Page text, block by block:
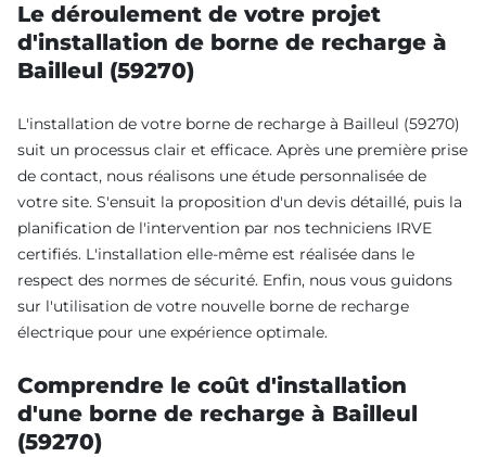
Le déroulement de votre projet
d'installation de borne de recharge à
Bailleul (59270)
L'installation de votre borne de recharge à Bailleul (59270)
suit un processus clair et efficace. Après une première prise
de contact, nous réalisons une étude personnalisée de
votre site. S'ensuit la proposition d'un devis détaillé, puis la
planification de l'intervention par nos techniciens IRVE
certifiés. L'installation elle-même est réalisée dans le
respect des normes de sécurité. Enfin, nous vous guidons
sur l'utilisation de votre nouvelle borne de recharge
électrique pour une expérience optimale.
Comprendre le coût d'installation
d'une borne de recharge à Bailleul
(59270)